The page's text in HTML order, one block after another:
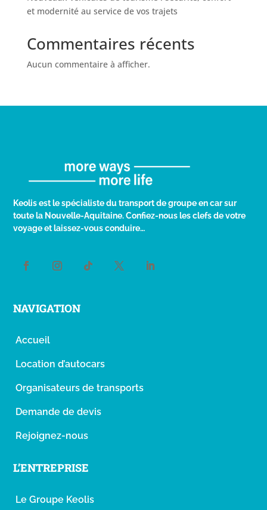
et modernité au service de vos trajets
Commentaires récents
Aucun commentaire à afficher.
Keolis est le spécialiste du transport de groupe en car sur
toute la Nouvelle-Aquitaine. Confiez-nous les clefs de votre
voyage et laissez-vous conduire…
NAVIGATION
Accueil
Location d’autocars
Organisateurs de transports
Demande de devis
Rejoignez-nous
L’ENTREPRISE
Le Groupe Keolis